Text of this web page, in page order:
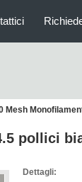
Mesh
pollici
Dettagli: